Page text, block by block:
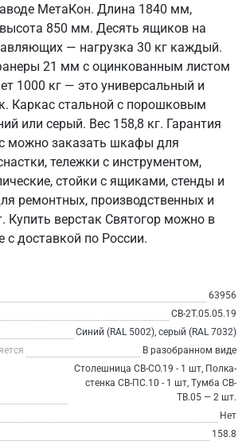
МетаКон. Длина 1840 мм,
850 мм. Десять ящиков на
— нагрузка 30 кг каждый.
21 мм с оцинкованным листом
1000 кг — это универсальный и
Каркас стальной с порошковым
или серый. Вес 158,8 кг. Гарантия
можно заказать шкафы для
тележки с инструментом,
стойки с ящиками, стенды и
ремонтных, производственных и
Купить верстак Святогор можно в
с доставкой по России.
63956
СВ-2Т.05.05.19
Синий (RAL 5002), серый (RAL 7032)
В разобранном виде
Столешница СВ-СО.19 - 1 шт, Полка-
стенка СВ-ПС.10 - 1 шт, Тумба СВ-
ТВ.05 — 2 шт.
Нет
158.8